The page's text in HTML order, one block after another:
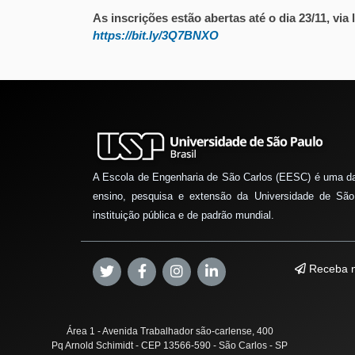
As inscrições estão abertas até o dia 23/11,
https://bit.ly/3Q7BNXO
A Escola de Engenharia de São Carlos (EESC) é uma
ensino, pesquisa e extensão da Universidade de
instituição pública e de padrão mundial.
Receba
Área 1 - Avenida Trabalhador são-carlense, 400
Pq Arnold Schimidt - CEP 13566-590 - São Carlos - SP